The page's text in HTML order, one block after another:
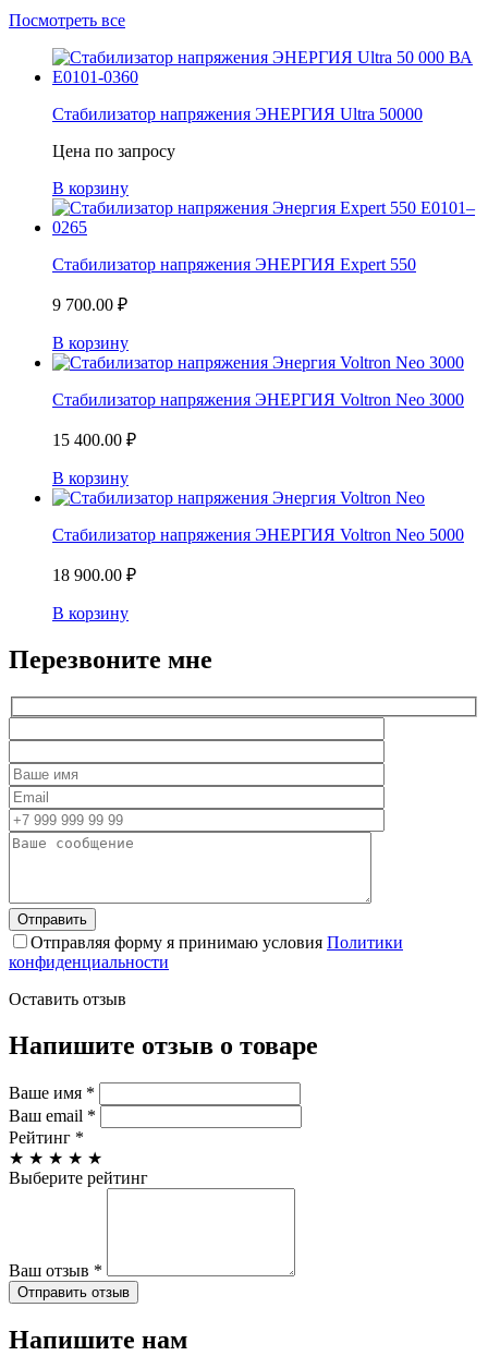
Посмотреть все
Стабилизатор напряжения ЭНЕРГИЯ Ultra 50000
Цена по запросу
В корзину
Стабилизатор напряжения ЭНЕРГИЯ Expert 550
9 700.00 ₽
В корзину
Стабилизатор напряжения ЭНЕРГИЯ Voltron Neo 3000
15 400.00 ₽
В корзину
Стабилизатор напряжения ЭНЕРГИЯ Voltron Neo 5000
18 900.00 ₽
В корзину
Перезвоните мне
Отправляя форму я принимаю условия Политики
конфиденциальности
Оставить отзыв
Напишите отзыв о товаре
Ваше имя *
Ваш email *
Рейтинг *
★ ★ ★ ★ ★
Выберите рейтинг
Ваш отзыв *
Отправить отзыв
Напишите нам